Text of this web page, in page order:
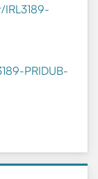
PRIDUB-